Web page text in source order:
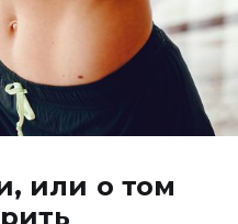
или о том